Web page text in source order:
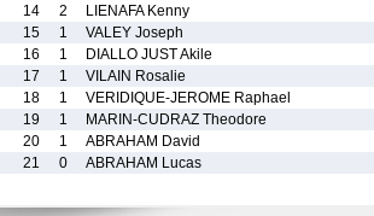
14
2
LIENAFA Kenny
15
1
VALEY Joseph
16
1
DIALLO JUST Akile
17
1
VILAIN Rosalie
18
1
VERIDIQUE-JEROME Raphael
19
1
MARIN-CUDRAZ Theodore
20
1
ABRAHAM David
21
0 ABRAHAM Lucas